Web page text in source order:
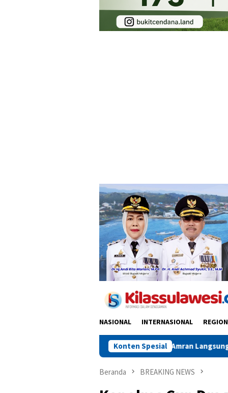
NASIONAL INTERNASIONAL
Konten Spesial
Curhat, Mentan Amran Langsung Perintahkan Pengiriman
Beranda BREAKING NEWS